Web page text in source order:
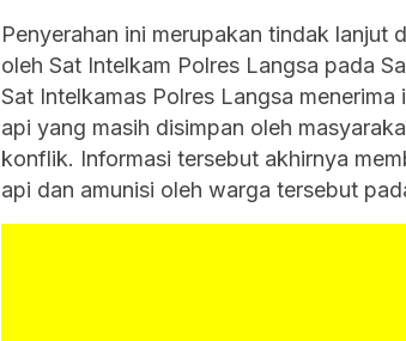
Penyerahan ini merupakan tindak lanjut
oleh Sat Intelkam Polres Langsa pada
Sat Intelkamas Polres Langsa
api yang masih disimpan oleh
konflik. Informasi tersebut akhirnya
api dan amunisi oleh warga tersebut